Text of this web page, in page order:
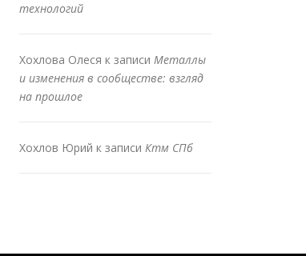
технологий
Хохлова Олеся к записи Металлы
и изменения в сообществе: взгляд
на прошлое
Хохлов Юрий к записи Ктм СПб